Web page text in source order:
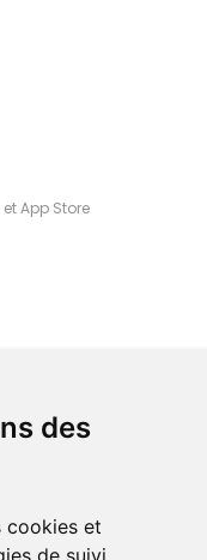
des
cookies et
de suivi
App Store
commande à Amiens
là rapidement